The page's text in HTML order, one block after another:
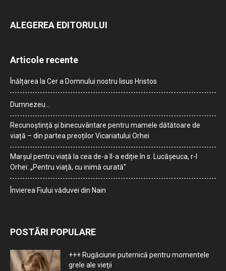
ALEGEREA EDITORULUI
Articole recente
Înălțarea la Cer a Domnului nostru Iisus Hristos
Dumnezeu…
Recunoștință și binecuvântare pentru mamele dătătoare de
viață – din partea preoților Vicariatului Orhei
Marșul pentru viață la cea de-a II-a ediție în s. Lucășeuca, r-l
Orhei: „Pentru viață, cu inimă curată”
Învierea Fiului văduvei din Nain
POSTĂRI POPULARE
+++ Rugăciune puternică pentru momentele
grele ale vieţii